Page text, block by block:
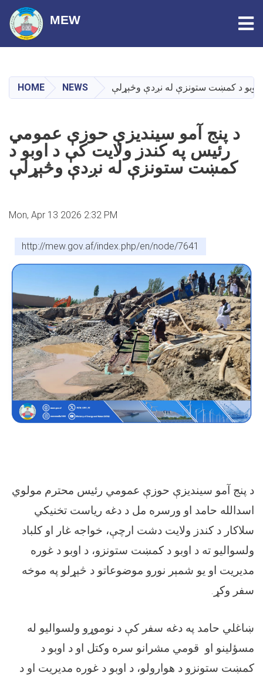
main
content
MEW
HOME NEWS اوبو د کمښت ستونزې له نږدې وڅېړلې
د پنج آمو سیندیزې حوزې عمومي
رئيس په کندز ولایت کې د اوبو د
کمښت ستونزې له نږدې وڅېړلې
Mon, Apr 13 2026 2:32 PM
http://mew.gov.af/index.php/en/node/7641
د پنج آمو سیندیزې حوزې عمومي رئيس محترم مولوي
اسدالله حامد او ورسره مل د دغه ریاست تخنیکي
سلاکار د کندز ولایت دشت ارچې، خواجه غار او کلباد
ولسوالیو ته د اوبو د کمښت ستونزو، د اوبو د غوره
مدیریت او یو شمېر نورو موضوعاتو د څېړلو په موخه
سفر وکړ.
ښاغلي حامد په دغه سفر کې د نوموړو ولسوالیو له
مسؤلینو او قومي مشرانو سره وکتل او د اوبو د
کمښت ستونزو د هوارولو، د اوبو د غوره مدیریت او د